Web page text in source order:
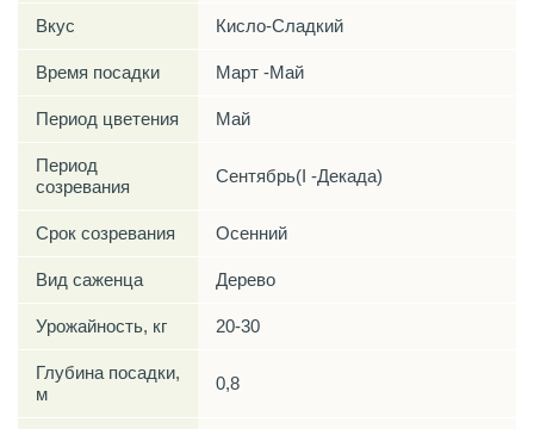
Вкус Кисло-Сладкий
Время посадки Март -Май
Период цветения Май
Период
созревания
Сентябрь(I -Декада)
Срок созревания Осенний
Вид саженца Дерево
Урожайность, кг 20-30
Глубина посадки,
м
0,8